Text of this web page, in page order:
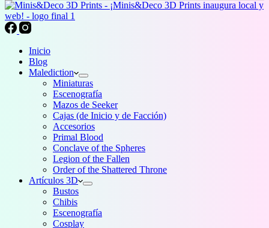
Inicio
Blog
Malediction
Miniaturas
Escenografía
Mazos de Seeker
Cajas (de Inicio y de Facción)
Accesorios
Primal Blood
Conclave of the Spheres
Legion of the Fallen
Order of the Shattered Throne
Artículos 3D
Bustos
Chibis
Escenografía
Cosplay